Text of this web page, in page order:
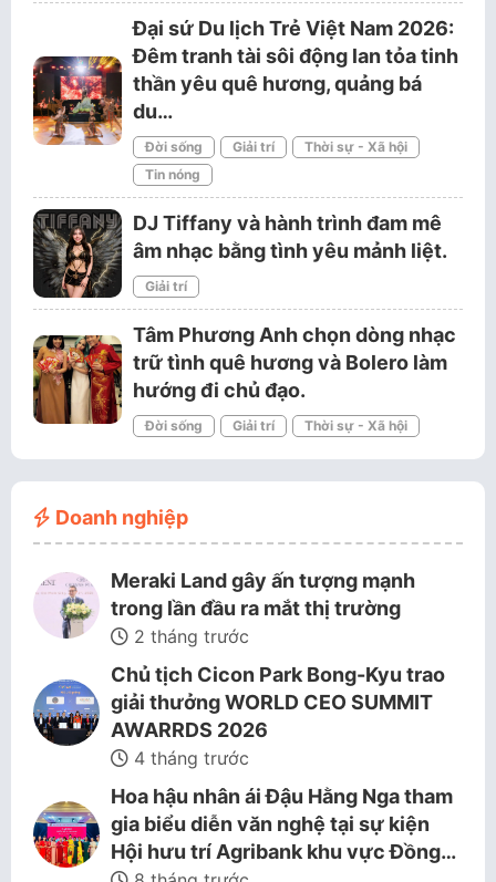
Đại sứ Du lịch Trẻ Việt Nam 2026:
Đêm tranh tài sôi động lan tỏa tinh
thần yêu quê hương, quảng bá
du…
Đời sống Giải trí
Thời sự - Xã hội
Tin nóng
DJ Tiffany và hành trình đam mê
âm nhạc bằng tình yêu mảnh liệt.
Giải trí
Tâm Phương Anh chọn dòng nhạc
trữ tình quê hương và Bolero làm
hướng đi chủ đạo.
Đời sống Giải trí Thời sự - Xã hội
Doanh nghiệp
Meraki Land gây ấn tượng mạnh
trong lần đầu ra mắt thị trường
2 tháng trước
Chủ tịch Cicon Park Bong-Kyu trao
giải thưởng WORLD CEO SUMMIT
AWARRDS 2026
4 tháng trước
Hoa hậu nhân ái Đậu Hằng Nga tham
gia biểu diễn văn nghệ tại sự kiện
Hội hưu trí Agribank khu vực Đồng…